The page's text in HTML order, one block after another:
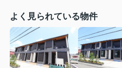
よく見られている物件